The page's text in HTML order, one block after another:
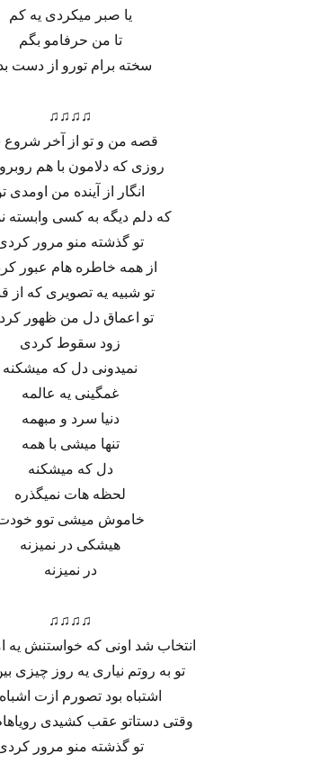
یا صبر میکردی یه کم
تا من حرفامو بگم
سخته برام تورو از دست
♫♫♫♫
قصه من و تو از آخر
روزی که دلامون با هم
انگار از آینده من اومدی
که دلم دیگه به کسی وابسته
تو گذشته منو مرور
از همه خاطره هام عبور
تو شبیه یه تصویری که از
تو اعماق دل من ظهور
زود سقوط کردی
نمیدونی دل که میشکنه
غمگینی یه عالمه
دنیا سرد و مبهمه
تنها میشی با همه
دل که میشکنه
لحظه هات نمیگذره
خاموش میشی توو
هیشکی در نمیزنه
در نمیزنه
♫♫♫♫
انتخاب شد اونی که خواستنش یه
تو به روتم نیاری یه روز چیزی
اشتباه بود تصورم ازت
وقتی دستاتو عقب کشیدی
تو گذشته منو مرور